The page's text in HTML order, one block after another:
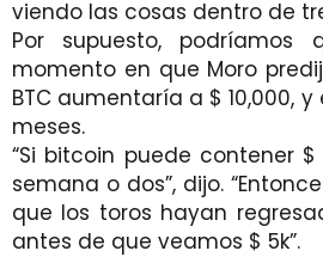
viendo las cosas dentro de
Por supuesto, podríamos
momento en que Moro
BTC aumentaría a $ 10,000,
meses.
“Si bitcoin puede contener
semana o dos”, dijo.
que los toros hayan
antes de que veamos $ 5k”.